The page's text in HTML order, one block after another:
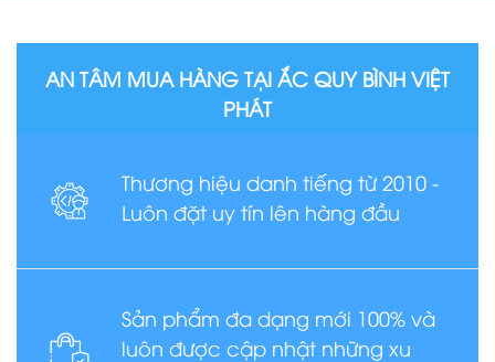
AN TÂM MUA HÀNG TẠI ẮC QUY BÌNH VIỆT
PHÁT
Thương hiệu danh tiếng từ 2010 -
Luôn đặt uy tín lên hàng đầu
Sản phẩm đa dạng mới 100% và
luôn được cập nhật những xu